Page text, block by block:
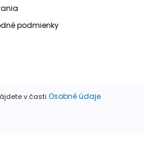
v časti Osobné údaje
podmienky
výhradne so